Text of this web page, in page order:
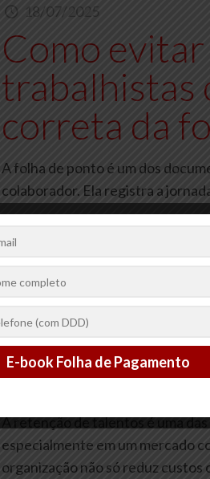
18/07/2025
Como
trabalhistas
correta da
A folha de ponto é um dos
colaborador. Ela registra a
Como
Talentos em
A retenção de talentos é uma
especialmente em um mercado
organização não só reduz custos